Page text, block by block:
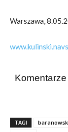
Warszawa,
Komentarze
TAGI